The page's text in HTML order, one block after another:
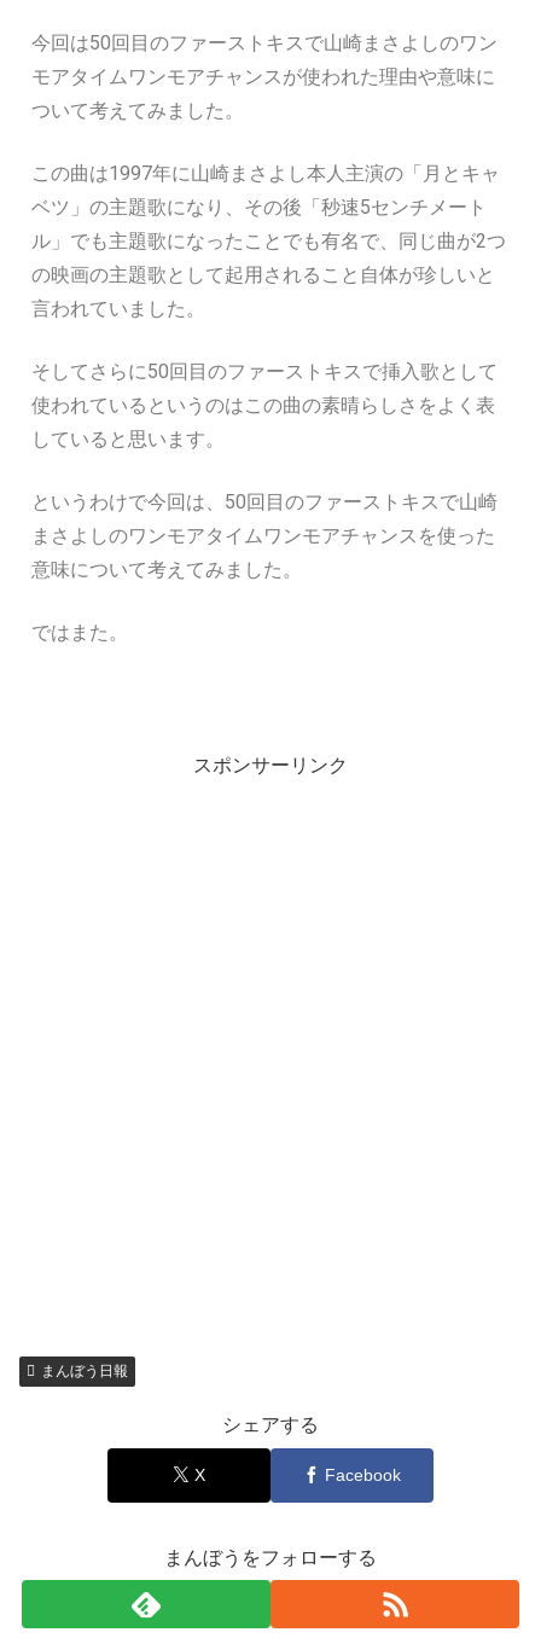
今回は50回目のファーストキスで山崎まさよしのワン
モアタイムワンモアチャンスが使われた理由や意味に
ついて考えてみました。
この曲は1997年に山崎まさよし本人主演の「月とキャ
ベツ」の主題歌になり、その後「秒速5センチメート
ル」でも主題歌になったことでも有名で、同じ曲が2つ
の映画の主題歌として起用されること自体が珍しいと
言われていました。
そしてさらに50回目のファーストキスで挿入歌として
使われているというのはこの曲の素晴らしさをよく表
していると思います。
というわけで今回は、50回目のファーストキスで山崎
まさよしのワンモアタイムワンモアチャンスを使った
意味について考えてみました。
ではまた。
スポンサーリンク
まんぼう日報
シェアする
X Facebook
まんぼうをフォローする